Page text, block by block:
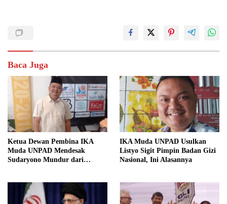
Baca Juga
Ketua Dewan Pembina IKA
Muda UNPAD Mendesak
Sudaryono Mundur dari
Independensi Badan Gizi
Nasional
IKA Muda UNPAD Usulkan
Listyo Sigit Pimpin Badan Gizi
Nasional, Ini Alasannya